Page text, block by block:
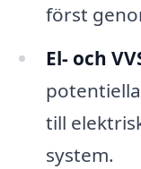
först
El- och
till
system.